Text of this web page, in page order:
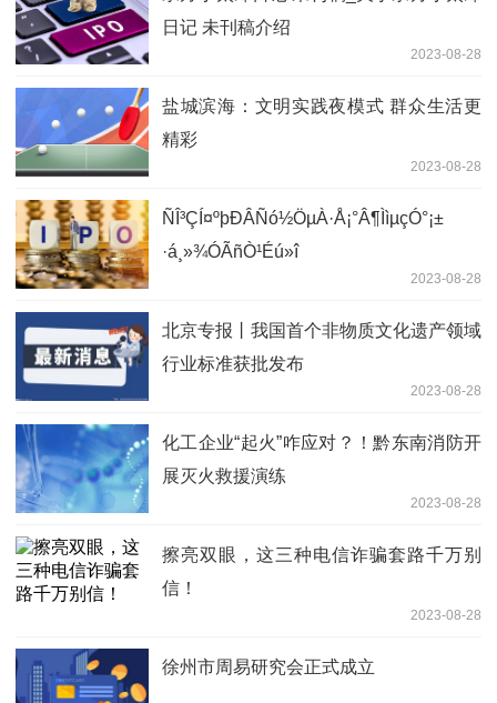
日记 未刊稿介绍
2023-08-28
盐城滨海：文明实践夜模式 群众生活更
精彩
2023-08-28
ÑÎ³ÇÍ¤ºþÐÂÑó½ÖµÀ·Å¡°Â¶ÌìµçÓ°¡±
·á¸»¾ÓÃñÒ¹Éú»î
2023-08-28
北京专报丨我国首个非物质文化遗产领域
行业标准获批发布
2023-08-28
化工企业“起火”咋应对？！黔东南消防开
展灭火救援演练
2023-08-28
擦亮双眼，这三种电信诈骗套路千万别
信！
2023-08-28
徐州市周易研究会正式成立